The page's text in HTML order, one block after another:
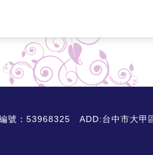
號：53968325 ADD:台中市大